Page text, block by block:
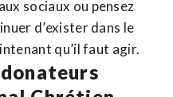
sociaux ou pensez
d’exister dans le
qu’il faut agir.